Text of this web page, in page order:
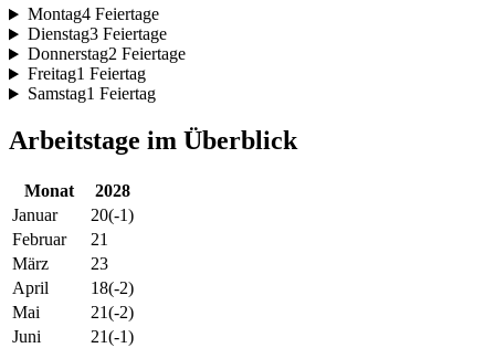
Montag4 Feiertage
Dienstag3 Feiertage
Donnerstag2 Feiertage
Freitag1 Feiertag
Samstag1 Feiertag
Arbeitstage im Überblick
Monat
2028
Januar
20(-1)
Februar
21
März
23
April
18(-2)
Mai
21(-2)
Juni
21(-1)